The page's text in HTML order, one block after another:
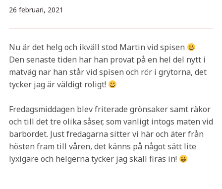
26 februari, 2021
Nu är det helg och ikväll stod Martin vid spisen
Den senaste tiden har han provat på en hel del nytt i
matväg nar han står vid spisen och rör i grytorna, det
tycker jag är väldigt roligt!
Fredagsmiddagen blev friterade grönsaker samt räkor
och till det tre olika såser, som vanligt intogs maten vid
barbordet. Just fredagarna sitter vi här och äter från
hösten fram till våren, det känns på något sätt lite
lyxigare och helgerna tycker jag skall firas in!